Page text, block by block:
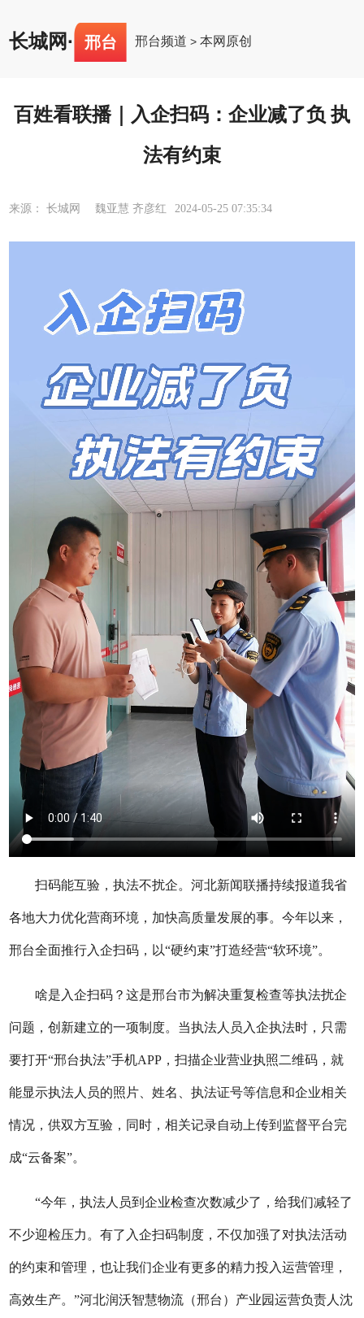
长城网· 邢台 邢台频道 >本网原创
百姓看联播｜入企扫码：企业减了负 执
法有约束
来源： 长城网 魏亚慧 齐彦红 2024-05-25 07:35:34
扫码能互验，执法不扰企。河北新闻联播持续报道我省
各地大力优化营商环境，加快高质量发展的事。今年以来，
邢台全面推行入企扫码，以“硬约束”打造经营“软环境”。
啥是入企扫码？这是邢台市为解决重复检查等执法扰企
问题，创新建立的一项制度。当执法人员入企执法时，只需
要打开“邢台执法”手机APP，扫描企业营业执照二维码，就
能显示执法人员的照片、姓名、执法证号等信息和企业相关
情况，供双方互验，同时，相关记录自动上传到监督平台完
成“云备案”。
“今年，执法人员到企业检查次数减少了，给我们减轻了
不少迎检压力。有了入企扫码制度，不仅加强了对执法活动
的约束和管理，也让我们企业有更多的精力投入运营管理，
高效生产。”河北润沃智慧物流（邢台）产业园运营负责人沈